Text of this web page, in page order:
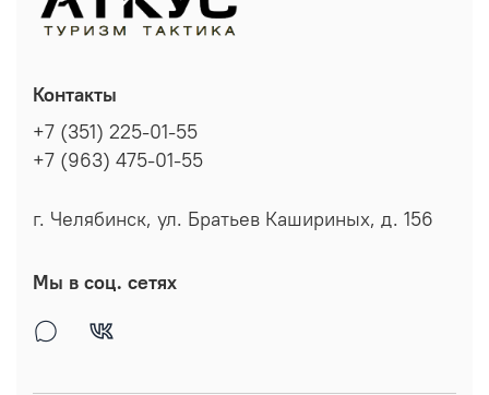
Контакты
+7 (351) 225-01-55
+7 (963) 475-01-55
г. Челябинск, ул. Братьев Кашириных, д. 156
Мы в соц. сетях